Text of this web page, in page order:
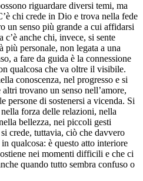
riguardare diversi temi, ma
chi crede in Dio e trova nella fede
un senso più grande a cui affidarsi
anche chi, invece, si sente
personale, non legata a una
a fare da guida è la connessione
qualcosa che va oltre il visibile.
conoscenza, nel progresso e si
trovano un senso nell’amore,
persone di sostenersi a vicenda. Si
forza delle relazioni, nella
bellezza, nei piccoli gesti
crede, tuttavia, ciò che davvero
qualcosa: è questo atto interiore
nei momenti difficili e che ci
quando tutto sembra confuso o